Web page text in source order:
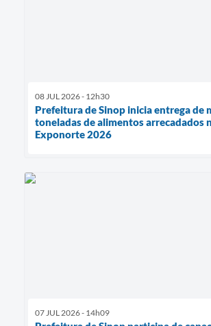
08 JUL 2026 - 12h30
Prefeitura de Sinop inicia entrega de
toneladas de alimentos arrecadados
Exponorte 2026
07 JUL 2026 - 14h09